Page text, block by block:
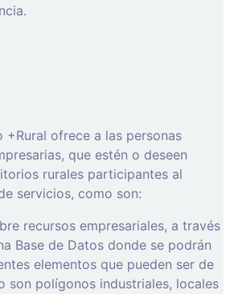
+Rural ofrece a las personas
que estén o deseen
rurales participantes al
servicios, como son:
recursos empresariales, a través
Base de Datos donde se podrán
elementos que pueden ser de
son polígonos industriales, locales